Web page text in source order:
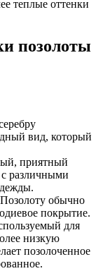
теплые оттенки
позолоты
вид, который
приятный
с различными
Позолоту обычно
покрытие.
для
низкую
позолоченное